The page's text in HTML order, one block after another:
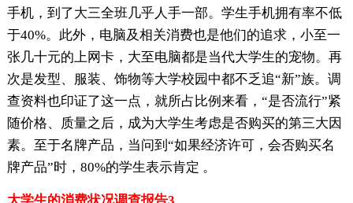
手机，到了大三全班几乎人手一部。学生手机拥有率不低
于40%。此外，电脑及相关消费也是他们的追求，小至一
张几十元的上网卡，大至电脑都是当代大学生的宠物。再
次是发型、服装、饰物等大学校园中都不乏追“新”族。调
查资料也印证了这一点，就所占比例来看，“是否流行”紧
随价格、质量之后，成为大学生考虑是否购买的第三大因
素。至于名牌产品，当问到“如果经济许可，会否购买名
牌产品”时，80%的学生表示肯定 。